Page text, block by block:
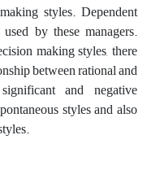
styles. Dependent
by these managers.
making styles, there
between rational and
and negative
styles and also